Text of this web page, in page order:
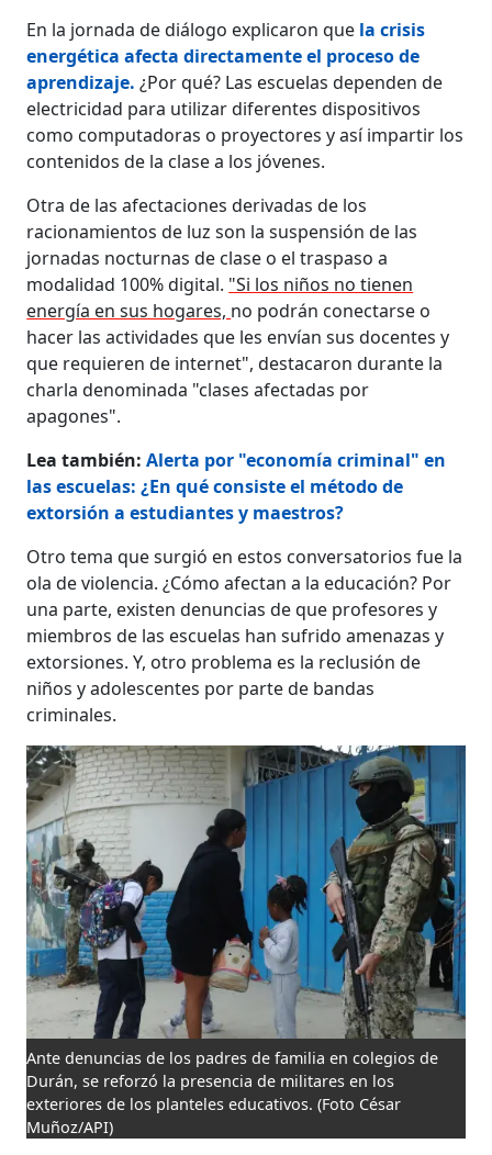
En la jornada de diálogo explicaron que la crisis
energética afecta directamente el proceso de
aprendizaje. ¿Por qué? Las escuelas dependen de
electricidad para utilizar diferentes dispositivos
como computadoras o proyectores y así impartir los
contenidos de la clase a los jóvenes.
Otra de las afectaciones derivadas de los
racionamientos de luz son la suspensión de las
jornadas nocturnas de clase o el traspaso a
modalidad 100% digital. "Si los niños no tienen
energía en sus hogares, no podrán conectarse o
hacer las actividades que les envían sus docentes y
que requieren de internet", destacaron durante la
charla denominada "clases afectadas por
apagones".
Lea también:Alerta por "economía criminal" en
las escuelas: ¿En qué consiste el método de
extorsión a estudiantes y maestros?
Otro tema que surgió en estos conversatorios fue la
ola de violencia. ¿Cómo afectan a la educación? Por
una parte, existen denuncias de que profesores y
miembros de las escuelas han sufrido amenazas y
extorsiones. Y, otro problema es la reclusión de
niños y adolescentes por parte de bandas
criminales.
Ante denuncias de los padres de familia en colegios de
Durán, se reforzó la presencia de militares en los
exteriores de los planteles educativos. (Foto César
Muñoz/API)